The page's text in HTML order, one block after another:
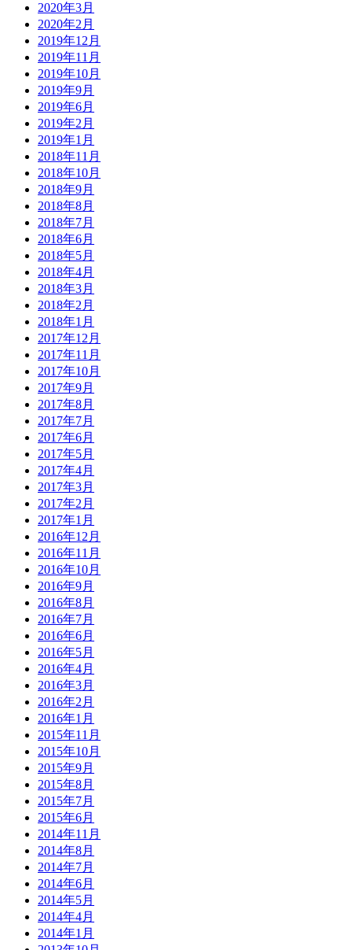
2020年3月
2020年2月
2019年12月
2019年11月
2019年10月
2019年9月
2019年6月
2019年2月
2019年1月
2018年11月
2018年10月
2018年9月
2018年8月
2018年7月
2018年6月
2018年5月
2018年4月
2018年3月
2018年2月
2018年1月
2017年12月
2017年11月
2017年10月
2017年9月
2017年8月
2017年7月
2017年6月
2017年5月
2017年4月
2017年3月
2017年2月
2017年1月
2016年12月
2016年11月
2016年10月
2016年9月
2016年8月
2016年7月
2016年6月
2016年5月
2016年4月
2016年3月
2016年2月
2016年1月
2015年11月
2015年10月
2015年9月
2015年8月
2015年7月
2015年6月
2014年11月
2014年8月
2014年7月
2014年6月
2014年5月
2014年4月
2014年1月